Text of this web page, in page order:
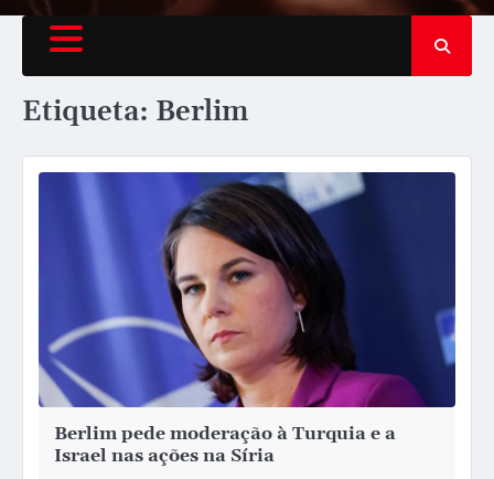
Etiqueta: Berlim
Berlim pede moderação à Turquia e a
Israel nas ações na Síria